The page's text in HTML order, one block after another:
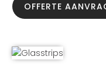
OFFERTE